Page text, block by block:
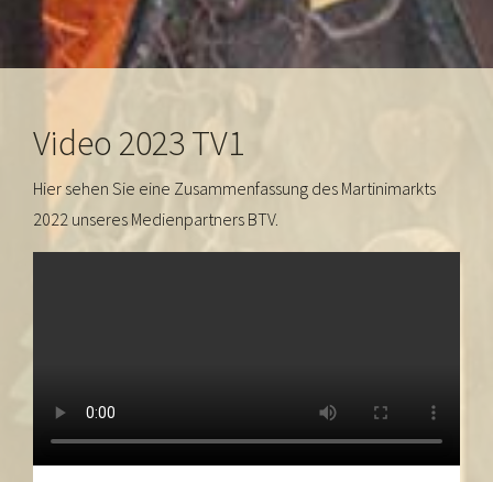
Video 2023 TV1
Hier sehen Sie eine Zusammenfassung des Martinimarkts
2022 unseres Medienpartners BTV.